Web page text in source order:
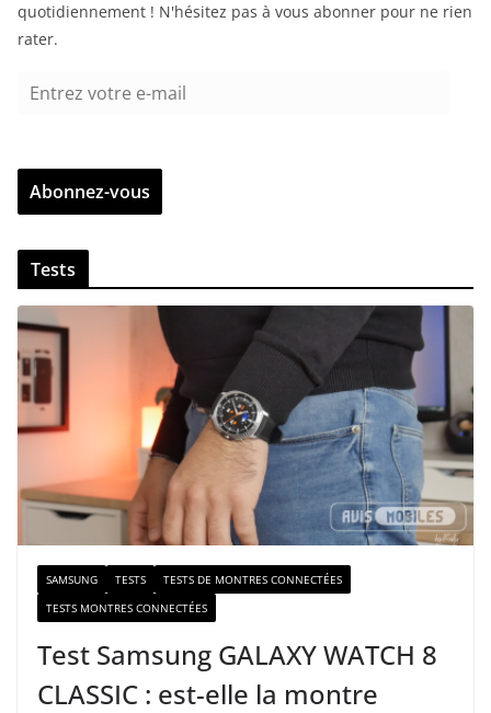
quotidiennement ! N'hésitez pas à vous abonner pour ne rien
rater.
r
z
v
t
r
e
e
m
i
Abonnez-vous
Tests
SAMSUNG TESTS
TESTS DE MONTRES CONNECTÉES
TESTS MONTRES CONNECTÉES
Test Samsung GALAXY WATCH 8
CLASSIC : est-elle la montre